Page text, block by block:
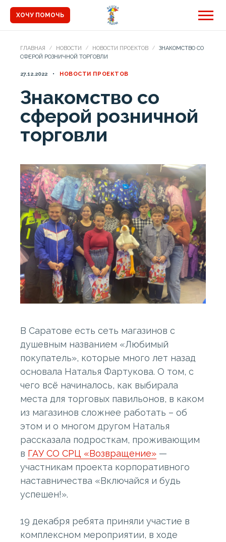
ХОЧУ ПОМОЧЬ
ГЛАВНАЯ НОВОСТИ НОВОСТИ ПРОЕКТОВ
ЗНАКОМСТВО СО
СФЕРОЙ РОЗНИЧНОЙ ТОРГОВЛИ
27.12.2022 НОВОСТИ ПРОЕКТОВ
Знакомство со
сферой розничной
торговли
В Саратове есть сеть магазинов с
душевным названием «Любимый
покупатель», которые много лет назад
основала Наталья Фартукова. О том, с
чего всё начиналось, как выбирала
места для торговых павильонов, в каком
из магазинов сложнее работать – об
этом и о многом другом Наталья
рассказала подросткам, проживающим
в ГАУ СО СРЦ «Возвращение» —
участникам проекта корпоративного
наставничества «Включайся и будь
успешен!».
19 декабря ребята приняли участие в
комплексном мероприятии, в ходе